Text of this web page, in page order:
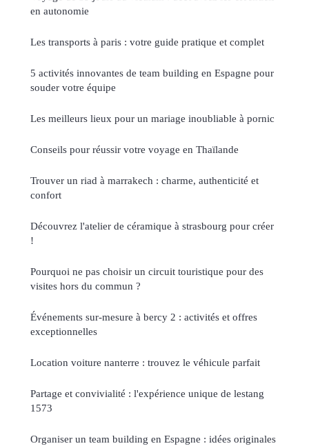
en autonomie
Les transports à paris : votre guide pratique et complet
5 activités innovantes de team building en Espagne pour
souder votre équipe
Les meilleurs lieux pour un mariage inoubliable à pornic
Conseils pour réussir votre voyage en Thaïlande
Trouver un riad à marrakech : charme, authenticité et
confort
Découvrez l'atelier de céramique à strasbourg pour créer
!
Pourquoi ne pas choisir un circuit touristique pour des
visites hors du commun ?
Événements sur-mesure à bercy 2 : activités et offres
exceptionnelles
Location voiture nanterre : trouvez le véhicule parfait
Partage et convivialité : l'expérience unique de lestang
1573
Organiser un team building en Espagne : idées originales